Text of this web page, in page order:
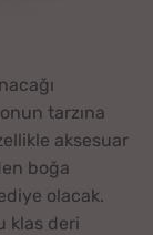
tarzına
aksesuar
boğa
olacak.
klas deri